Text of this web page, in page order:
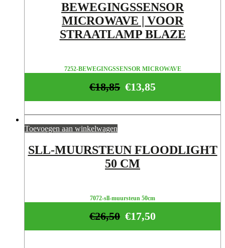
BEWEGINGSSENSOR
MICROWAVE | VOOR
STRAATLAMP BLAZE
7252-BEWEGINGSSENSOR MICROWAVE
€13,85
€18,85
Toevoegen aan winkelwagen
SLL-MUURSTEUN FLOODLIGHT
50 CM
7072-sll-muursteun 50cm
€17,50
€26,50